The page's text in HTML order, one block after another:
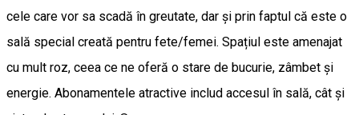
cele care vor sa scadă în greutate, dar și prin faptul că este o
sală special creată pentru fete/femei. Spațiul este amenajat
cu mult roz, ceea ce ne oferă o stare de bucurie, zâmbet și
energie. Abonamentele atractive includ accesul în sală, cât și